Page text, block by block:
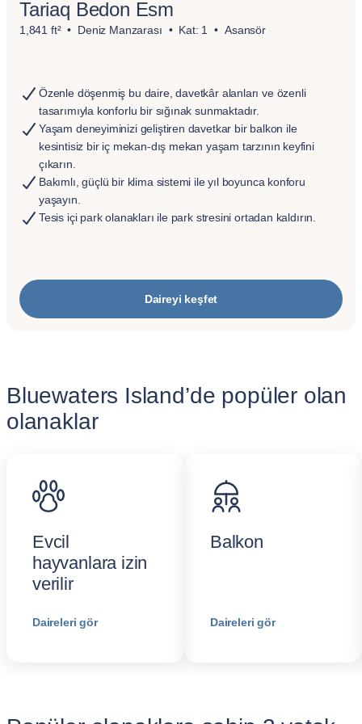
Tariaq Bedon Esm
1,841 ft² Deniz Manzarası Kat: 1 Asansör
Özenle döşenmiş bu daire, davetkâr alanları ve özenli
tasarımıyla konforlu bir sığınak sunmaktadır.
Yaşam deneyiminizi geliştiren davetkar bir balkon ile
kesintisiz bir iç mekan-dış mekan yaşam tarzının keyfini
çıkarın.
Bakımlı, güçlü bir klima sistemi ile yıl boyunca konforu
yaşayın.
Tesis içi park olanakları ile park stresini ortadan kaldırın.
Daireyi keşfet
Bluewaters Island’de popüler olan
olanaklar
Evcil
hayvanlara izin
verilir
Daireleri gör
Balkon
Daireleri gör